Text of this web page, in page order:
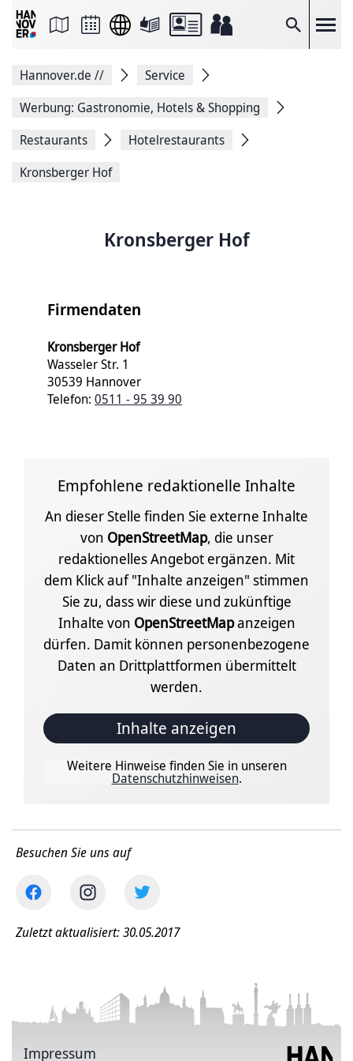
Suche
Seite
Facebook
teilen
Seitenlink
Seite
Hannover.de //
Service
Werbung: Gastronomie, Hotels & Shopping
Restaurants
Hotelrestaurants
Kronsberger Hof
Kronsberger Hof
Firmendaten
Kronsberger Hof
Wasseler Str. 1
30539 Hannover
Telefon: 0511 - 95 39 90
Empfohlene redaktionelle Inhalte
An dieser Stelle finden Sie externe Inhalte
von OpenStreetMap, die unser
redaktionelles Angebot ergänzen. Mit
dem Klick auf "Inhalte anzeigen" stimmen
Sie zu, dass wir diese und zukünftige
Inhalte von OpenStreetMapanzeigen
dürfen. Damit können personenbezogene
Daten an Drittplattformen übermittelt
werden.
Inhalte anzeigen
Weitere Hinweise finden Sie in unseren
Datenschutzhinweisen.
Besuchen Sie uns auf
Zuletzt aktualisiert: 30.05.2017
Impressum